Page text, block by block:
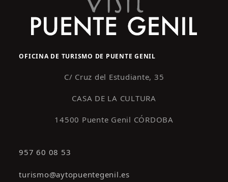
OFICINA DE TURISMO DE PUENTE GENIL
C/ Cruz del Estudiante, 35
CASA DE LA CULTURA
14500 Puente Genil CÓRDOBA
957 60 08 53
turismo@aytopuentegenil.es